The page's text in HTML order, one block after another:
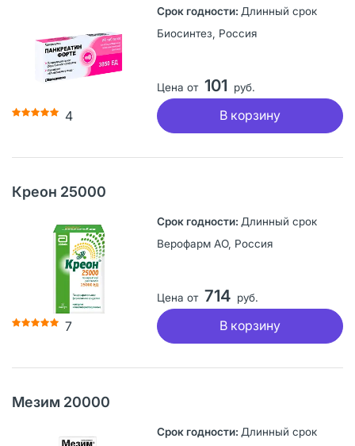
4
Длинный срок
Биосинтез, Россия
Цена от 101 руб.
В корзину
Креон 25000
7
Длинный срок
Верофарм АО, Россия
Цена от 714 руб.
В корзину
Мезим 20000
Длинный срок